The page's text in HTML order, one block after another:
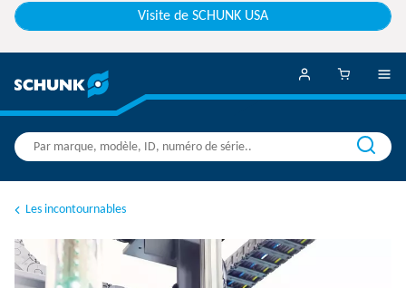
Visite de SCHUNK USA
Les incontournables